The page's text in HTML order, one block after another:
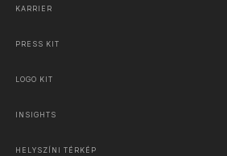
KARRIER
PRESS KIT
LOGO KIT
INSIGHTS
HELYSZÍNI TÉRKÉP